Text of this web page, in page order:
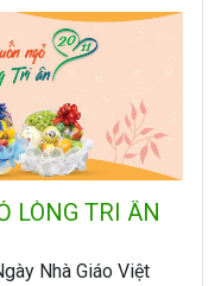
LÒNG TRI ÂN
Nhà Giáo Việt